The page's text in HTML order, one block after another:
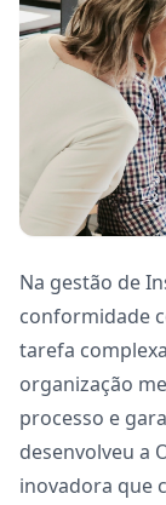
Na gestão de
conformidade
tarefa
organização
processo e
desenvolveu a
inovadora que